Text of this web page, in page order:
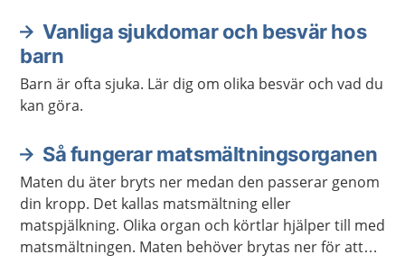
Vanliga sjukdomar och besvär hos
barn
Barn är ofta sjuka. Lär dig om olika besvär och vad du
kan göra.
Så fungerar matsmältningsorganen
Maten du äter bryts ner medan den passerar genom
din kropp. Det kallas matsmältning eller
matspjälkning. Olika organ och körtlar hjälper till med
matsmältningen. Maten behöver brytas ner för att